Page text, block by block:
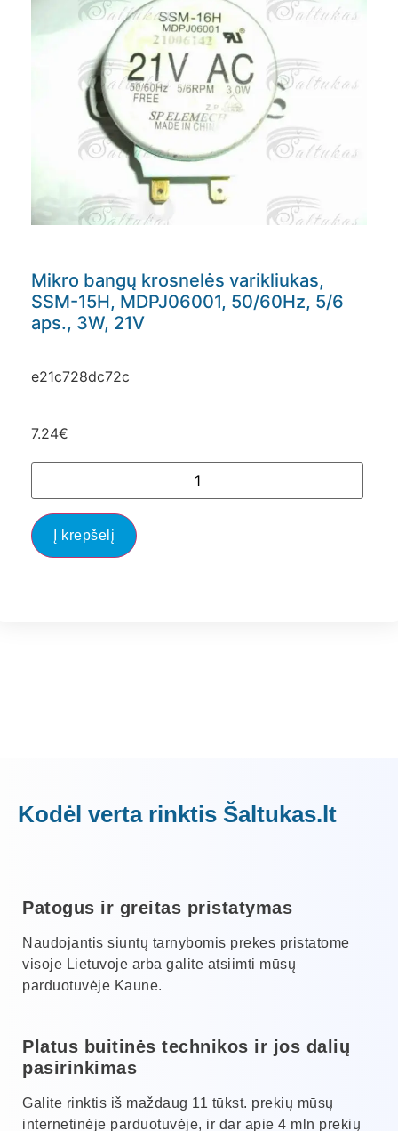
Mikro bangų krosnelės varikliukas,
SSM-15H, MDPJ06001, 50/60Hz, 5/6
aps., 3W, 21V
e21c728dc72c
7.24€
Į krepšelį
Kodėl verta rinktis Šaltukas.lt
Patogus ir greitas pristatymas
Naudojantis siuntų tarnybomis prekes pristatome
visoje Lietuvoje arba galite atsiimti mūsų
parduotuvėje Kaune.
Platus buitinės technikos ir jos dalių
pasirinkimas
Galite rinktis iš maždaug 11 tūkst. prekių mūsų
internetinėje parduotuvėje, ir dar apie 4 mln prekių